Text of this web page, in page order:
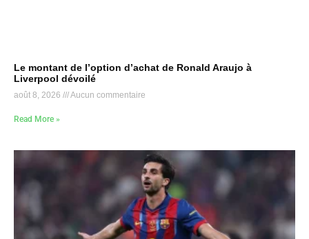
Le montant de l’option d’achat de Ronald Araujo à
Liverpool dévoilé
août 8, 2026 Aucun commentaire
Read More »